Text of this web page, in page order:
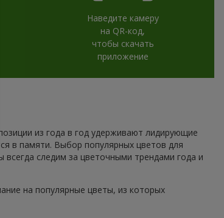
Наведите камеру
на QR-код,
чтобы скачать
приложение
из года в год удерживают лидирующие
в памяти. Выбор популярных цветов для
всегда следим за цветочными трендами года и
на популярные цветы, из которых